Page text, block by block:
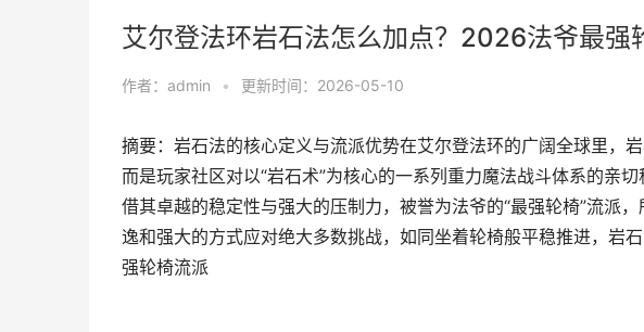
艾尔登法环岩石法怎么加点？2026法爷最强
作者： admin • 更新时间：2026-05-10
摘要：岩石法的核心定义与流派优势在艾尔登法环的广阔全球里，
而是玩家社区对以“岩石术”为核心的一系列重力魔法战斗体系的亲
借其卓越的稳定性与强大的压制力，被誉为法爷的“最强轮椅”流派
逸和强大的方式应对绝大多数挑战，如同坐着轮椅般平稳推进，岩
强轮椅流派